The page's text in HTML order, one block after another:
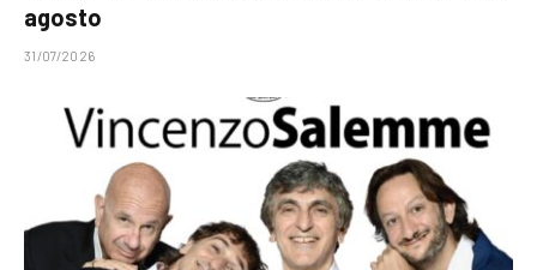
agosto
31/07/2026